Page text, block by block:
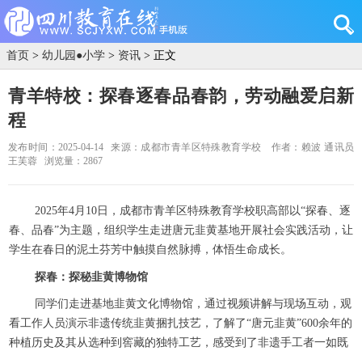
首页 > 幼儿园●小学 > 资讯 > 正文
青羊特校：探春逐春品春韵，劳动融爱启新
程
发布时间：2025-04-14 来源：成都市青羊区特殊教育学校
作者：赖波 通讯员
王芙蓉
浏览量：2867
2025年4月10日，成都市青羊区特殊教育学校职高部以“探春、逐
春、品春”为主题，组织学生走进唐元韭黄基地开展社会实践活动，让
学生在春日的泥土芬芳中触摸自然脉搏，体悟生命成长。
探春：探秘韭黄博物馆
同学们走进基地韭黄文化博物馆，通过视频讲解与现场互动，观
看工作人员演示非遗传统韭黄捆扎技艺，了解了“唐元韭黄”600余年的
种植历史及其从选种到窖藏的独特工艺，感受到了非遗手工者一如既